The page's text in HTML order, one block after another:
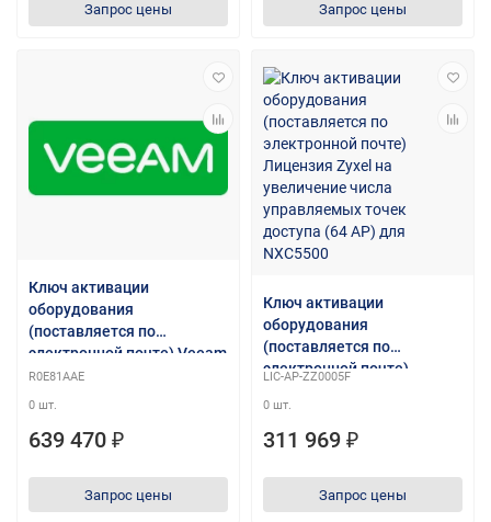
Запрос цены Запрос цены
Ключ активации
оборудования
(поставляется по
электронной почте) Veeam
Backup and Replication
Enterprise Plus Perpetual
Support (Analog V-VBRPLS-
R0E81AAE
0 шт.
639 470 ₽
Запрос цены
Ключ активации
оборудования
(поставляется по
электронной почте)
увеличение числа
управляемых точек
NXC5500
LIC-AP-ZZ0005F
0 шт.
311 969 ₽
Запрос цены